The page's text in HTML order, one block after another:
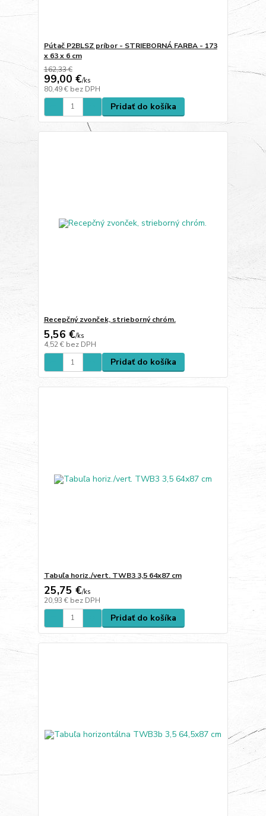
Pútač P2BLSZ príbor - STRIEBORNÁ FARBA - 173
x 63 x 6 cm
162,33 €
99,00 €/ks
80,49 € bez DPH
Pridať do košíka
Recepčný zvonček, strieborný chróm.
5,56 €/ks
4,52 € bez DPH
Pridať do košíka
Tabuľa horiz./vert. TWB3 3,5 64x87 cm
25,75 €/ks
20,93 € bez DPH
Pridať do košíka